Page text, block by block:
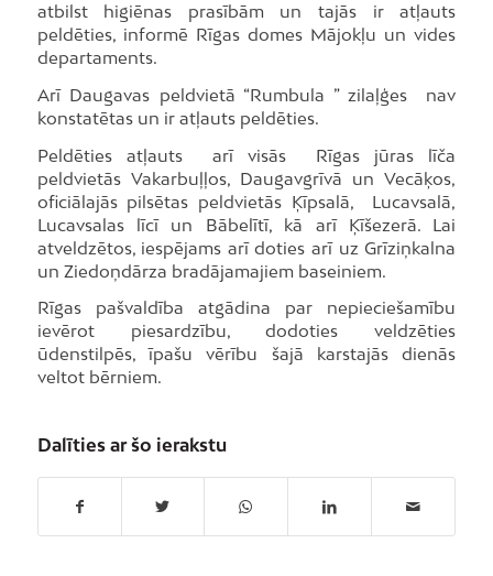
atbilst higiēnas prasībām un tajās ir atļauts
peldēties, informē Rīgas domes Mājokļu un vides
departaments.
Arī Daugavas peldvietā “Rumbula ” zilaļģes nav
konstatētas un ir atļauts peldēties.
Peldēties atļauts arī visās Rīgas jūras līča
peldvietās Vakarbuļļos, Daugavgrīvā un Vecāķos,
oficiālajās pilsētas peldvietās Ķīpsalā, Lucavsalā,
Lucavsalas līcī un Bābelītī, kā arī Ķīšezerā. Lai
atveldzētos, iespējams arī doties arī uz Grīziņkalna
un Ziedoņdārza bradājamajiem baseiniem.
Rīgas pašvaldība atgādina par nepieciešamību
ievērot piesardzību, dodoties veldzēties
ūdenstilpēs, īpašu vērību šajā karstajās dienās
veltot bērniem.
Dalīties ar šo ierakstu